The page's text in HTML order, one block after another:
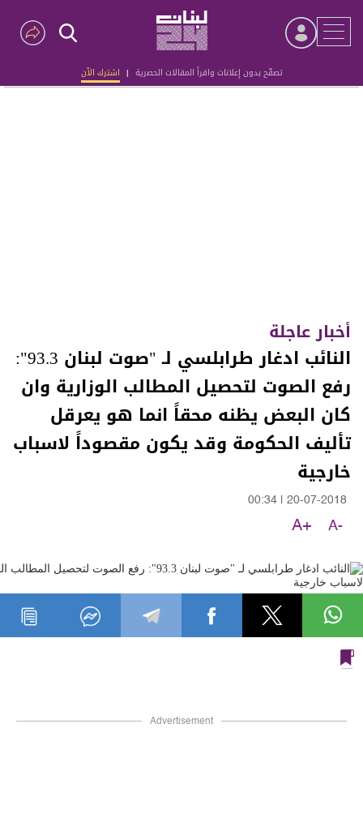
تصفّح بدون إعلانات واقرأ المقالات الحصرية | اشترك الآن
Advertisement
أخبار عاجلة
النائب ادغار طرابلسي لـ "صوت لبنان 93.3":
رفع الصوت لتحصيل المطالب الوزارية وان
كان البعض يظنه محقاً انما هو يعرقل
تأليف الحكومة وقد يكون مقصوداً لاسباب
خارجية
20-07-2018
00:34
A-
A+
Advertisement